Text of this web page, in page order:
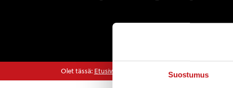
Suostumus
Olet tässä: Etusivu Arkistot heinäkuu 2023